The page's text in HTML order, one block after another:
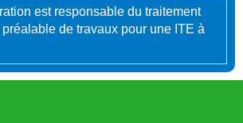
est responsable du traitement
préalable de travaux pour une ITE à